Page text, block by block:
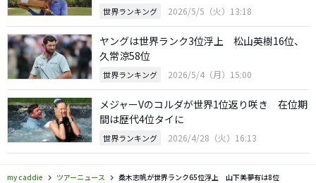
世界ランキング 2026/5/5（火）13:18
ヤングは世界ランク3位浮上 松山英樹16位、
久常涼58位
世界ランキング 2026/5/4（月）15:00
メジャーVのコルダが世界1位返り咲き 在位期
間は歴代4位タイに
世界ランキング 2026/4/28（火）16:13
my caddie ツアーニュース 桑木志帆が世界ランク65位浮上 山下美夢有は8位